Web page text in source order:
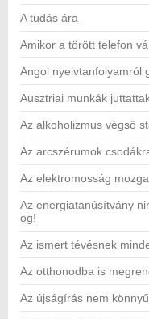
A tudás ára
Amikor a törött telefon
Angol nyelvtanfolyamról
Ausztriai munkák
Az alkoholizmus végső
Az arcszérumok
Az elektromosság
Az energiatanúsítvány
og!
Az ismert tévésnek
Az otthonodba is
Az újságírás nem